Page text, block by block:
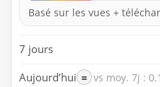
Basé sur les vues +
7 jours
Aujourd’hui = vs moy. 7j :